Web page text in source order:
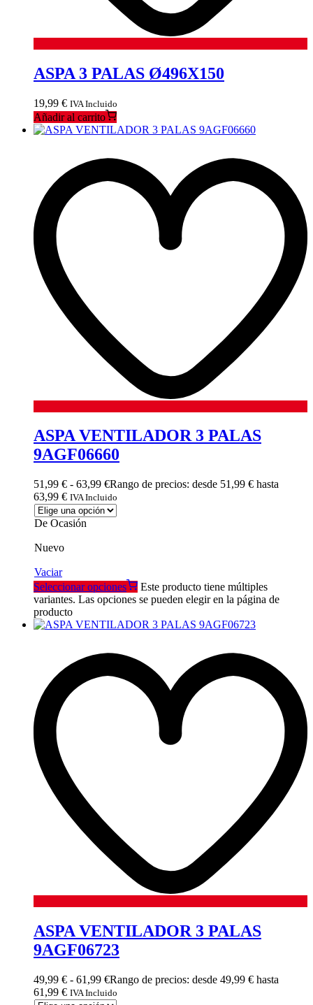
ASPA 3 PALAS Ø496X150
19,99 € IVA Incluido
Añadir al carrito
ASPA VENTILADOR 3 PALAS
9AGF06660
51,99 € - 63,99 €Rango de precios: desde 51,99 € hasta
63,99 € IVA Incluido
De Ocasión
Nuevo
Vaciar
Seleccionar opciones
Este producto tiene múltiples
variantes. Las opciones se pueden elegir en la página de
producto
ASPA VENTILADOR 3 PALAS
9AGF06723
49,99 € - 61,99 €Rango de precios: desde 49,99 € hasta
61,99 € IVA Incluido